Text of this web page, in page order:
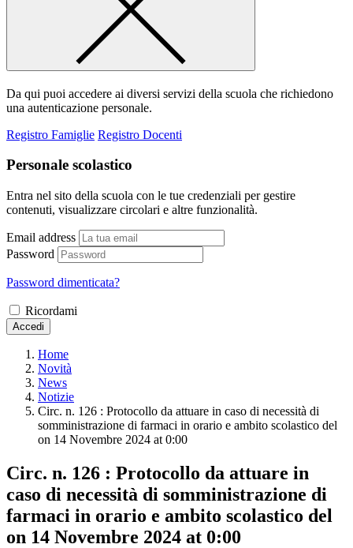
Da qui puoi accedere ai diversi servizi della scuola che richiedono
una autenticazione personale.
Registro Famiglie Registro Docenti
Personale scolastico
Entra nel sito della scuola con le tue credenziali per gestire
contenuti, visualizzare circolari e altre funzionalità.
Email address
Password
Password dimenticata?
Ricordami
Accedi
Home
Novità
News
Notizie
Circ. n. 126 : Protocollo da attuare in caso di necessità di
somministrazione di farmaci in orario e ambito scolastico del ​
on 14 Novembre 2024 at 0:00
Circ. n. 126 : Protocollo da attuare in
caso di necessità di somministrazione di
farmaci in orario e ambito scolastico del ​
on 14 Novembre 2024 at 0:00